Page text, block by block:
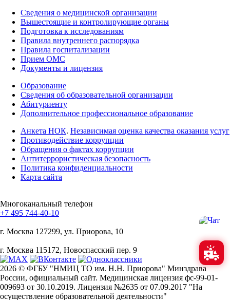
Сведения о медицинской организации
Вышестоящие и контролирующие органы
Подготовка к исследованиям
Правила внутреннего распорядка
Правила госпитализации
Прием ОМС
Документы и лицензия
Образование
Сведения об образовательной организации
Абитуриенту
Дополнительное профессиональное образование
Анкета НОК. Независимая оценка качества оказания услуг
Противодействие коррупции
Обращения о фактах коррупции
Антитеррористическая безопасность
Политика конфиденциальности
Карта сайта
Многоканальный телефон
+7 495 744-40-10
г. Москва 127299, ул. Приорова, 10
г. Москва 115172, Новоспасский пер. 9
2026 © ФГБУ "НМИЦ ТО им. Н.Н. Приорова" Минздрава
России, официальный сайт. Медицинская лицензия фс-99-01-
009693 от 30.10.2019. Лицензия №2635 от 07.09.2017 "На
осуществление образовательной деятельности"